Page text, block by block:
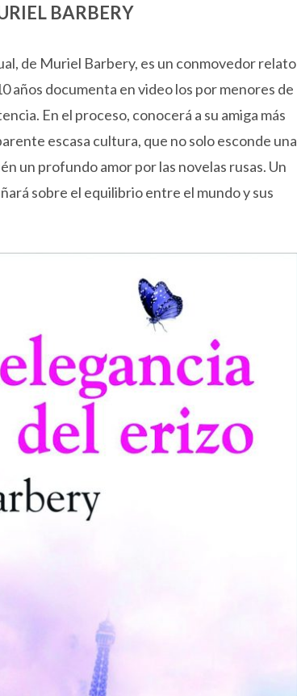
BARBERY
de Muriel Barbery, es un conmovedor relato
años documenta en video los por menores de
En el proceso, conocerá a su amiga más
escasa cultura, que no solo esconde una
un profundo amor por las novelas rusas. Un
sobre el equilibrio entre el mundo y sus